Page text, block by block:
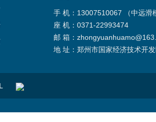
手 机：13007510067 （中远滑
座 机：0371-22993474
邮 箱：
地 址：郑州市国家经济技术开